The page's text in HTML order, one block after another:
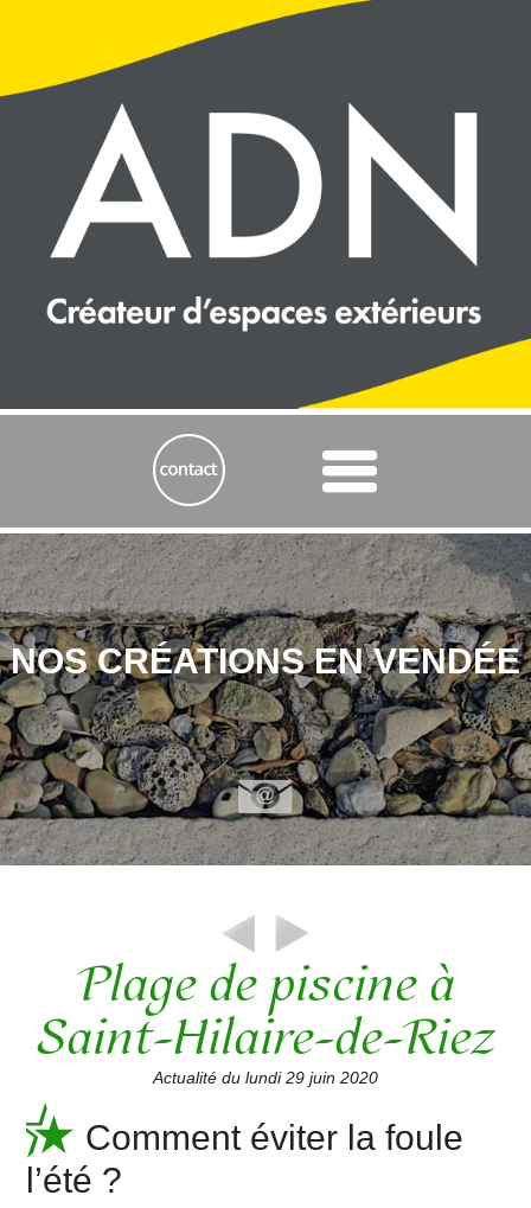
NOS CRÉATIONS EN VENDÉE
Plage de piscine à
Saint-Hilaire-de-Riez
Actualité du lundi 29 juin 2020
Comment éviter la foule
l’été ?